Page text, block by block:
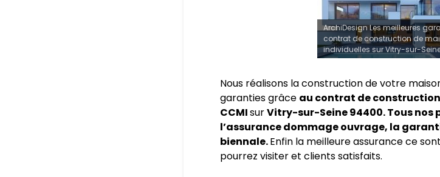
ArchiDesign Les meilleures
contrat de construction de
individuelles sur Vitry-sur-
Nous réalisons la construction de votre
garanties grâce au contrat de
CCMIsurVitry-sur-Seine 94400. Tous nos
l’assurance dommage ouvrage, la
biennale.Enfin la meilleure assurance ce
pourrez visiter et clients satisfaits.